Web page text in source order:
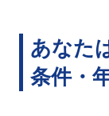
あなた
条件・